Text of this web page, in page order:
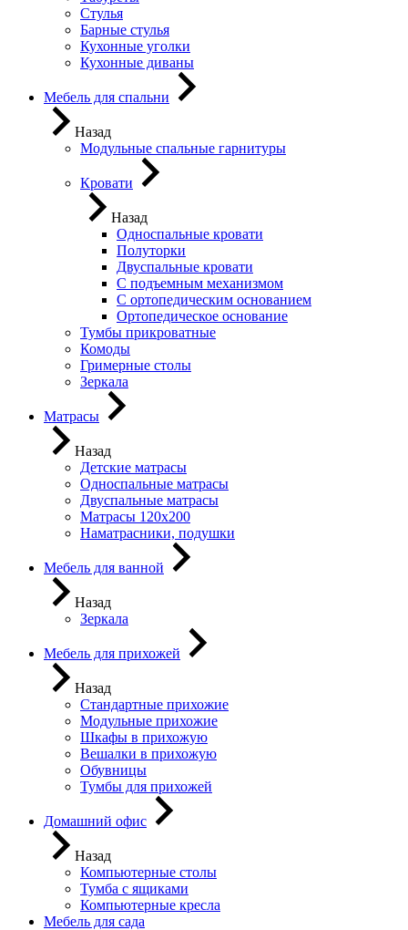
Стулья
Барные стулья
Кухонные уголки
Кухонные диваны
Мебель для спальни
Назад
Модульные спальные гарнитуры
Кровати
Назад
Односпальные кровати
Полуторки
Двуспальные кровати
С подъемным механизмом
С ортопедическим основанием
Ортопедическое основание
Тумбы прикроватные
Комоды
Гримерные столы
Зеркала
Матрасы
Назад
Детские матрасы
Односпальные матрасы
Двуспальные матрасы
Матрасы 120х200
Наматрасники, подушки
Мебель для ванной
Назад
Зеркала
Мебель для прихожей
Назад
Стандартные прихожие
Модульные прихожие
Шкафы в прихожую
Вешалки в прихожую
Обувницы
Тумбы для прихожей
Домашний офис
Назад
Компьютерные столы
Тумба с ящиками
Компьютерные кресла
Мебель для сада